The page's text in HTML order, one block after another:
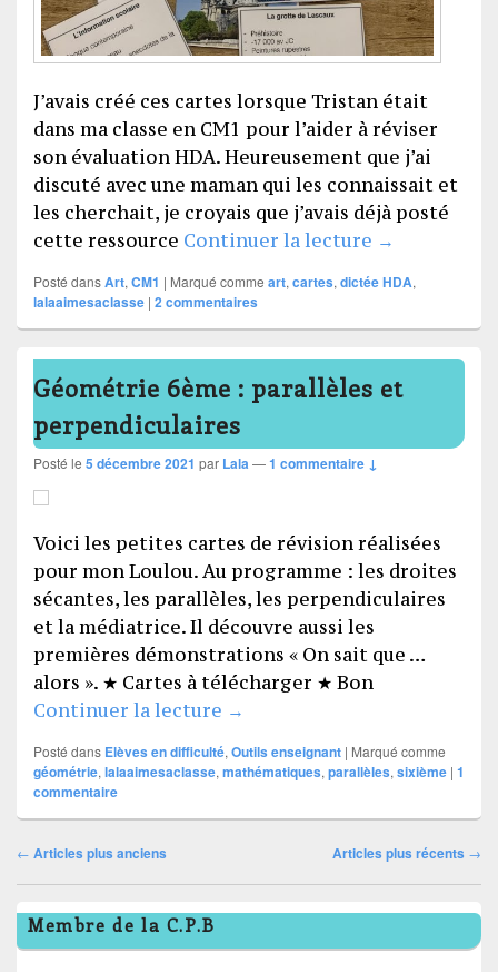
J’avais créé ces cartes lorsque Tristan était
dans ma classe en CM1 pour l’aider à réviser
son évaluation HDA. Heureusement que j’ai
discuté avec une maman qui les connaissait et
les cherchait, je croyais que j’avais déjà posté
cette ressource Continuer la lecture Les cartes
→
Posté dansArt, CM1 | Marqué comme art, cartes, dictée HDA,
lalaaimesaclasse | 2commentaires
Géométrie 6ème : parallèles et
perpendiculaires
Posté le 5 décembre 2021 par Lala—1 commentaire ↓
Voici les petites cartes de révision réalisées
pour mon Loulou. Au programme : les droites
sécantes, les parallèles, les perpendiculaires
et la médiatrice. Il découvre aussi les
premières démonstrations « On sait que …
alors ». ★ Cartes à télécharger ★ Bon
Continuer la lecture Géométrie 6ème :
→
Posté dans Elèves en difficulté, Outils enseignant | Marqué comme
géométrie, lalaaimesaclasse, mathématiques, parallèles, sixième | 1
commentaire
Navigation
dans
les
articles
← Articles plus anciens Articles plus récents →
Zone
principale
de
Membre de la C.P.B